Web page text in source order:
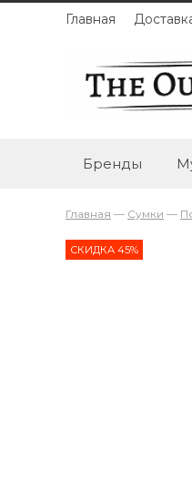
Главная
Бренды
Главная — Сумки —
СКИДКА 45%